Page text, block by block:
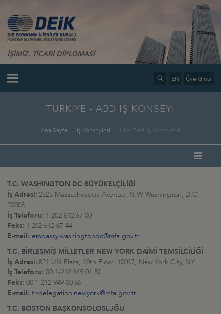
İŞİMİZ, TİCARİ DİPLOMASİ
EN Üye Girişi
TÜRKİYE - ABD İŞ KONSEYİ
Ana Sayfa İş Konseyleri Ülke Bazlı İş Konseyleri
T.C. WASHINGTON DC BÜYÜKELÇİLİĞİ
İş Adresi: 2525 Massachusetts Avenue, N.W Washington, D.C.
20008
İş Telefonu: 1 202 612 67 00
Faks: 1 202 612 67 44
E-mail: embassy.washingtondc@mfa.gov.tr
T.C. BİRLEŞMİŞ MİLLETLER NEW YORK DAİMİ TEMSİLCİLİĞİ
İş Adresi: 821 UN Plaza, 10th Floor, 10017, New York City, NY
İş Telefonu: 00 1-212 949 01 50
Faks: 00 1-212 949 00 86
E-mail: tr-delegation.newyork@mfa.gov.tr
T.C. BOSTON BAŞKONSOLOSLUĞU